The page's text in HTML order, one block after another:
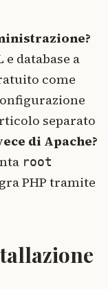
database a
come
separato
di Apache?
root
PHP tramite